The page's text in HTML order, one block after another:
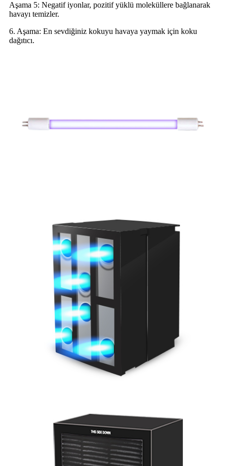
Aşama 5: Negatif iyonlar, pozitif yüklü moleküllere bağlanarak
havayı temizler.
6. Aşama: En sevdiğiniz kokuyu havaya yaymak için koku
dağıtıcı.